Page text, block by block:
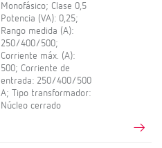
Monofásico; Clase 0,5
Potencia (VA): 0,25;
Rango medida (A):
250/400/500;
Corriente máx. (A):
500; Corriente de
entrada: 250/400/500
A; Tipo transformador:
Núcleo cerrado